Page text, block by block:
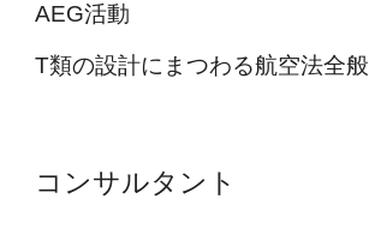
AEG活動
T類の設計にまつわる航空法全般
コンサルタント